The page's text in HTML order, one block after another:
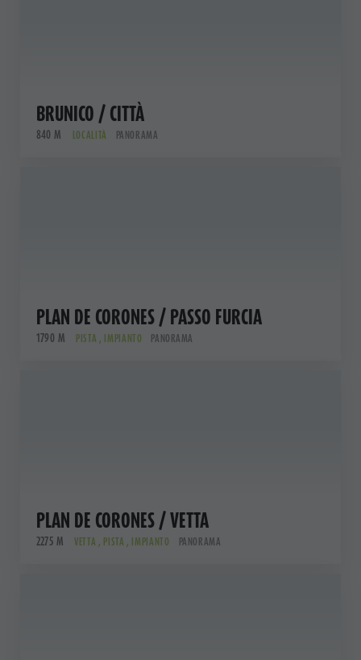
BRUNICO / CITTÀ
840 M LOCALITÀ PANORAMA
PLAN DE CORONES / PASSO FURCIA
1790 M PISTA , IMPIANTO PANORAMA
PLAN DE CORONES / VETTA
2275 M VETTA , PISTA , IMPIANTO PANORAMA